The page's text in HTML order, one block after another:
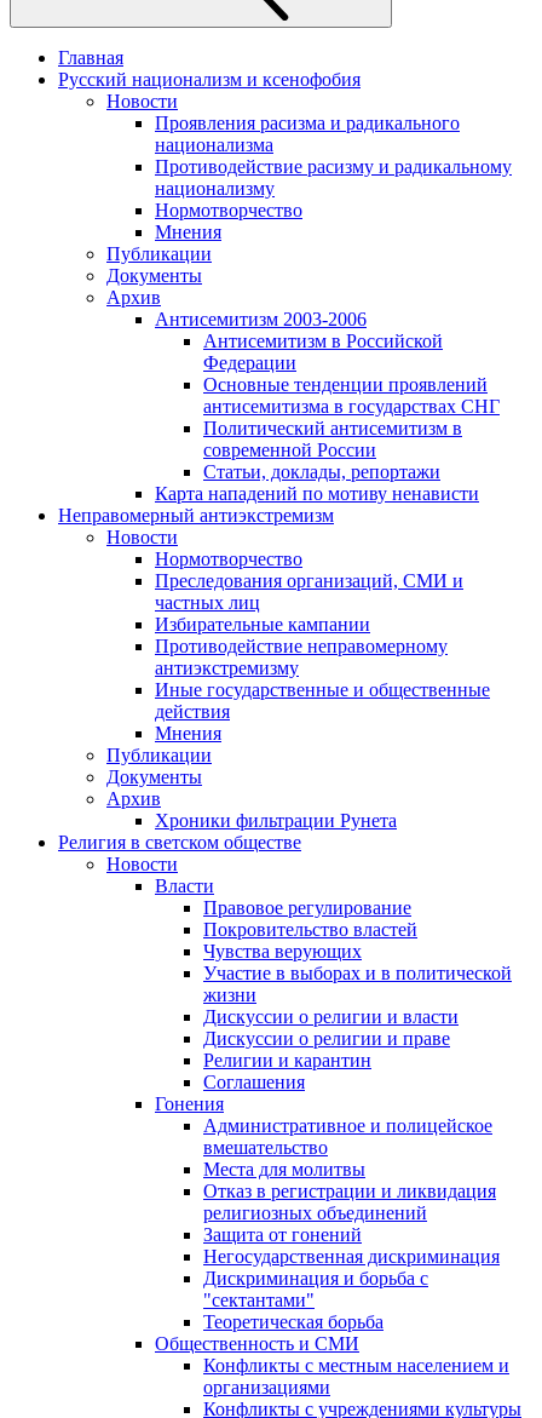
Главная
Русский национализм и ксенофобия
Новости
Проявления расизма и радикального
национализма
Противодействие расизму и радикальному
национализму
Нормотворчество
Мнения
Публикации
Документы
Архив
Антисемитизм 2003-2006
Антисемитизм в Российской
Федерации
Основные тенденции проявлений
антисемитизма в государствах СНГ
Политический антисемитизм в
современной России
Статьи, доклады, репортажи
Карта нападений по мотиву ненависти
Неправомерный антиэкстремизм
Новости
Нормотворчество
Преследования организаций, СМИ и
частных лиц
Избирательные кампании
Противодействие неправомерному
антиэкстремизму
Иные государственные и общественные
действия
Мнения
Публикации
Документы
Архив
Хроники фильтрации Рунета
Религия в светском обществе
Новости
Власти
Правовое регулирование
Покровительство властей
Чувства верующих
Участие в выборах и в политической
жизни
Дискуссии о религии и власти
Дискуссии о религии и праве
Религии и карантин
Соглашения
Гонения
Административное и полицейское
вмешательство
Места для молитвы
Отказ в регистрации и ликвидация
религиозных объединений
Защита от гонений
Негосударственная дискриминация
Дискриминация и борьба с
"сектантами"
Теоретическая борьба
Общественность и СМИ
Конфликты с местным населением и
организациями
Конфликты с учреждениями культуры